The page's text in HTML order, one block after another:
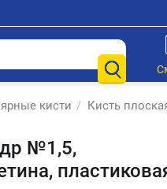
кисти / Кисть
№1,5,